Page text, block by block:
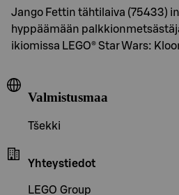
Jango Fettin tähtilaiva (75433)
hyppäämään
ikiomissa LEGO® Star Wars:
Valmistusmaa
Tšekki
Yhteystiedot
LEGO Group